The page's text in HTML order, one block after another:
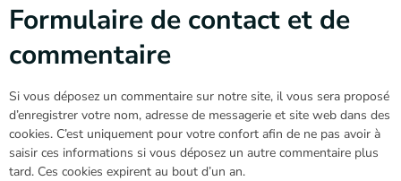
Formulaire de contact et de
commentaire
Si vous déposez un commentaire sur notre site, il vous sera proposé
d’enregistrer votre nom, adresse de messagerie et site web dans des
cookies. C’est uniquement pour votre confort afin de ne pas avoir à
saisir ces informations si vous déposez un autre commentaire plus
tard. Ces cookies expirent au bout d’un an.